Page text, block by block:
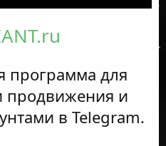
программа для
продвижения и
в Telegram.